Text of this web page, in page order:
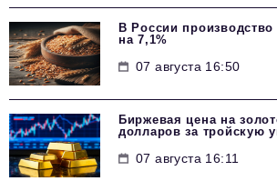
В России
на 7,1%
07 августа 16:50
Биржевая цена на
долларов за тройскую
07 августа 16:11